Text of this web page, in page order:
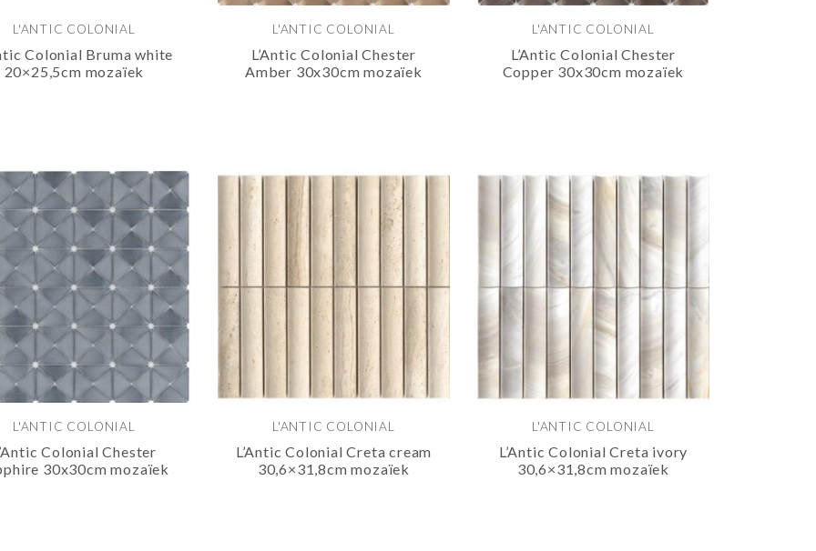
L'ANTIC COLONIAL
Colonial Bruma white
20×25,5cm mozaïek
L'ANTIC COLONIAL
L’Antic Colonial Chester
Amber 30x30cm mozaïek
L'ANTIC COLONIAL
L’Antic Colonial Chester
Copper 30x30cm mozaïek
L'ANTIC COLONIAL
Colonial Chester
30x30cm mozaïek
L'ANTIC COLONIAL
L’Antic Colonial Creta cream
30,6×31,8cm mozaïek
L'ANTIC COLONIAL
L’Antic Colonial Creta ivory
30,6×31,8cm mozaïek